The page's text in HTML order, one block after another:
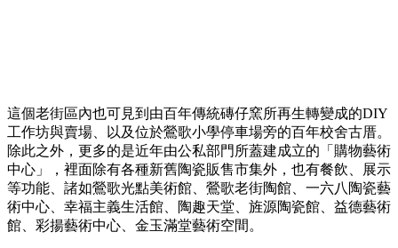
這個老街區內也可見到由百年傳統磚仔窯所再生轉變成的DIY
工作坊與賣場、以及位於鶯歌小學停車場旁的百年校舍古厝。
除此之外，更多的是近年由公私部門所蓋建成立的「購物藝術
中心」，裡面除有各種新舊陶瓷販售市集外，也有餐飲、展示
等功能、諸如鶯歌光點美術館、鶯歌老街陶館、一六八陶瓷藝
術中心、幸福主義生活館、陶趣天堂、旌源陶瓷館、益德藝術
館、彩揚藝術中心、金玉滿堂藝術空間。